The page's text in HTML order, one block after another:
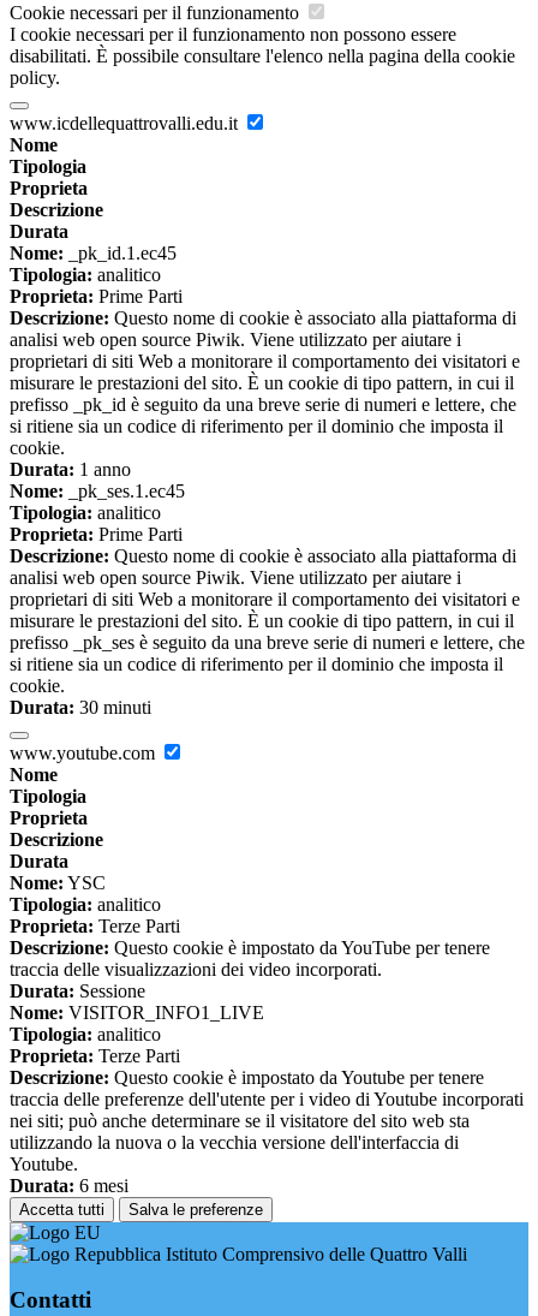
Cookie necessari per il funzionamento
I cookie necessari per il funzionamento non possono essere
disabilitati. È possibile consultare l'elenco nella pagina della cookie
policy.
www.icdellequattrovalli.edu.it
Nome
Tipologia
Proprieta
Descrizione
Durata
Nome: _pk_id.1.ec45
Tipologia: analitico
Proprieta: Prime Parti
Descrizione: Questo nome di cookie è associato alla piattaforma di
analisi web open source Piwik. Viene utilizzato per aiutare i
proprietari di siti Web a monitorare il comportamento dei visitatori e
misurare le prestazioni del sito. È un cookie di tipo pattern, in cui il
prefisso _pk_id è seguito da una breve serie di numeri e lettere, che
si ritiene sia un codice di riferimento per il dominio che imposta il
cookie.
Durata: 1 anno
Nome: _pk_ses.1.ec45
Tipologia: analitico
Proprieta: Prime Parti
Descrizione: Questo nome di cookie è associato alla piattaforma di
analisi web open source Piwik. Viene utilizzato per aiutare i
proprietari di siti Web a monitorare il comportamento dei visitatori e
misurare le prestazioni del sito. È un cookie di tipo pattern, in cui il
prefisso _pk_ses è seguito da una breve serie di numeri e lettere, che
si ritiene sia un codice di riferimento per il dominio che imposta il
cookie.
Durata: 30 minuti
www.youtube.com
Nome
Tipologia
Proprieta
Descrizione
Durata
Nome: YSC
Tipologia: analitico
Proprieta: Terze Parti
Descrizione: Questo cookie è impostato da YouTube per tenere
traccia delle visualizzazioni dei video incorporati.
Durata: Sessione
Nome: VISITOR_INFO1_LIVE
Tipologia: analitico
Proprieta: Terze Parti
Descrizione: Questo cookie è impostato da Youtube per tenere
traccia delle preferenze dell'utente per i video di Youtube incorporati
nei siti; può anche determinare se il visitatore del sito web sta
utilizzando la nuova o la vecchia versione dell'interfaccia di
Youtube.
Durata: 6 mesi
Accetta tutti Salva le preferenze
Istituto Comprensivo delle Quattro Valli
Contatti